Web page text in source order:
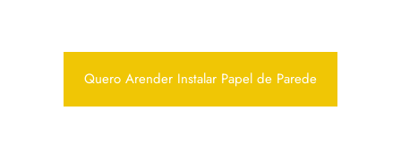
Quero Arender Instalar Papel de Parede